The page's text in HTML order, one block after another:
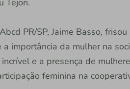
Tejon.
PR/SP, Jaime Basso,
importância da mulher na
e a presença de
feminina na